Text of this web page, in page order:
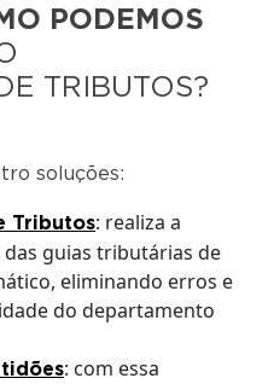
PODEMOS
TRIBUTOS?
soluções:
Tributos: realiza a
guias tributárias de
eliminando erros e
do departamento
: com essa